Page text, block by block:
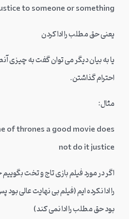
to someone or something
یعنی حق مطلب را ادا کردن
یا به بیان دیگر می توان گفت به چیزی
احترام گذاشتن.
مثال:
of thrones a good movie does
not do it justice
اگر در مورد فیلم بازی تاج و تخت
را ادا نکرده ایم (فیلم بی نهایت عالی
بود حق مطلب را ادا نمی کند)